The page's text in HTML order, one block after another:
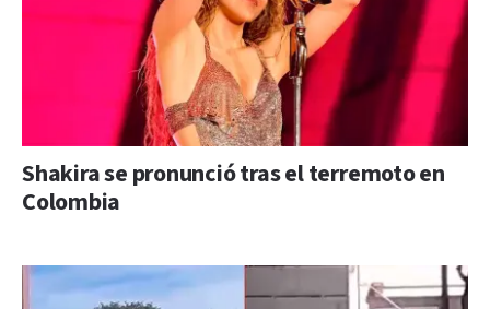
Shakira se pronunció tras el terremoto en
Colombia